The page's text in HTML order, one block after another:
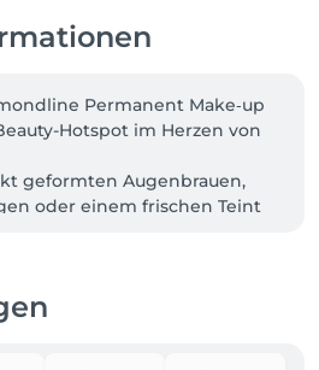
Permanent Make‑up
Hotspot im Herzen von
geformten Augenbrauen,
oder einem frischen Teint
Andrea mit
natürliche Schönheit